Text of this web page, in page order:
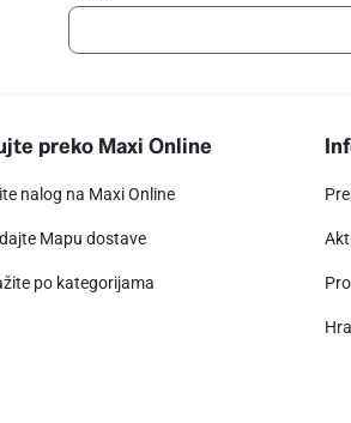
preko Maxi Online
nalog na Maxi Online
Mapu dostave
po kategorijama